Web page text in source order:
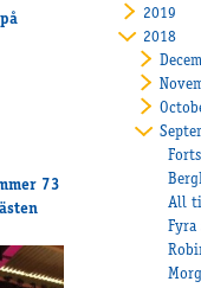
73
2019
2018
All
Fyra